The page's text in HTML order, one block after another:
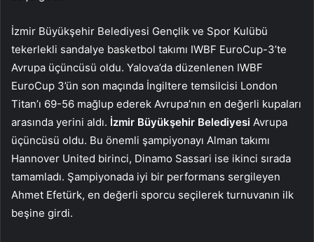
İzmir Büyükşehir Belediyesi Gençlik ve Spor Kulübü
tekerlekli sandalye basketbol takımı IWBF EuroCup-3’te
Avrupa üçüncüsü oldu. Yalova’da düzenlenen IWBF
EuroCup 3’ün son maçında İngiltere temsilcisi London
Titan’ı 69-56 mağlup ederek Avrupa’nın en değerli kupaları
arasında yerini aldı. İzmir Büyükşehir Belediyesi Avrupa
üçüncüsü oldu. Bu önemli şampiyonayı Alman takımı
Hannover United birinci, Dinamo Sassari ise ikinci sırada
tamamladı. Şampiyonada iyi bir performans sergileyen
Ahmet Efetürk, en değerli sporcu seçilerek turnuvanın ilk
beşine girdi.